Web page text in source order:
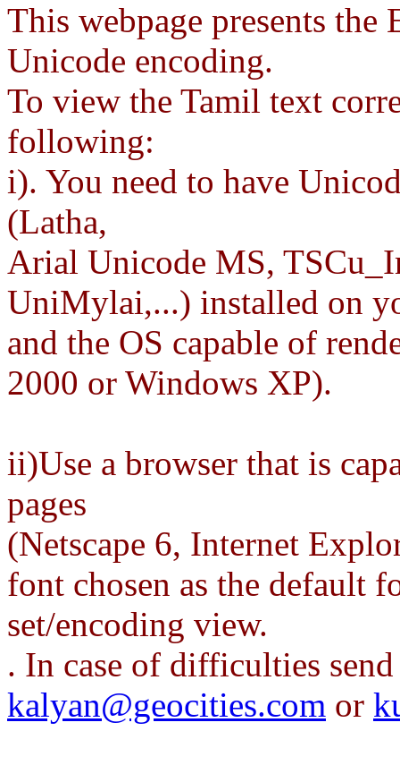
This webpage presents
Unicode encoding.
To view the Tamil text
following:
i). You need to have
(Latha,
Arial Unicode MS,
UniMylai,...) installed on
and the OS capable of
2000 or Windows XP).
ii)Use a browser that is
pages
(Netscape 6, Internet
font chosen as the default
set/encoding view.
. In case of difficulties
kalyan@geocities.com or